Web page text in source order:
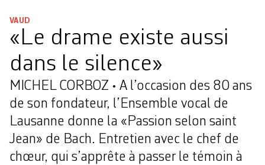
VAUD
«Le drame existe aussi
dans le silence»
MICHEL CORBOZ • A l’occasion des 80 ans
de son fondateur, l’Ensemble vocal de
Lausanne donne la «Passion selon saint
Jean» de Bach. Entretien avec le chef de
chœur, qui s’apprête à passer le témoin à